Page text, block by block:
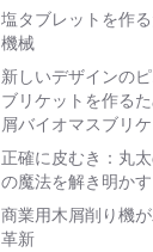
塩タブレットを作
機械
新しいデザインの
ブリケットを作る
屑バイオマスブリ
正確に皮むき：丸
の魔法を解き明かす
商業用木屑削り機
革新